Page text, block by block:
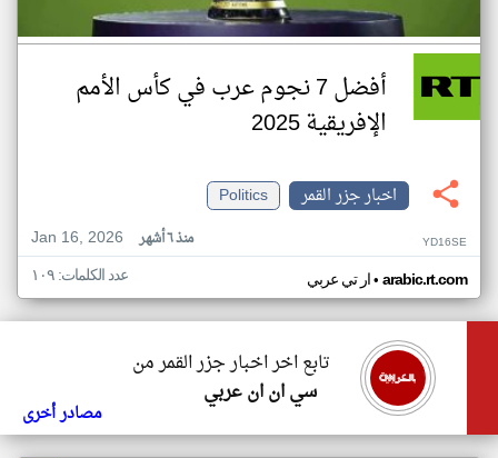
أفضل 7 نجوم عرب في كأس الأمم
الإفريقية 2025
اخبار جزر القمر
Politics
Jan 16, 2026
منذ ٦ أشهر YD16SE
ار تي عربي• arabic.rt.com عدد الكلمات: ١٠٩
تابع اخر اخبار جزر القمر من
سي ان ان عربي
مصادر أخرى